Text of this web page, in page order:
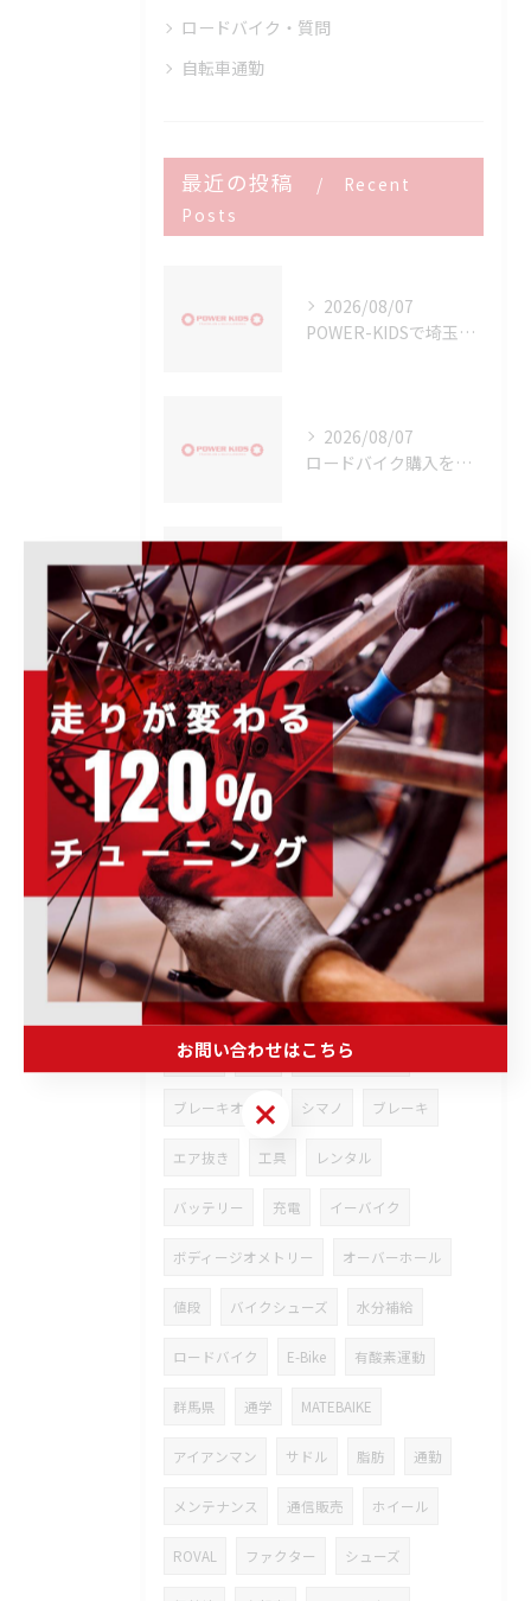
ロードバイク・質問
自転車通勤
最近の投稿
Recent
Posts
2026/08/07
POWER-KIDSで埼玉県から通えるフィッテイング対応店舗とサービス内容徹底ガイド
2026/08/07
ロードバイク購入を埼玉県で安心して始めるための実践ガイド
2026/08/07
ロードバイクのカスタムを群馬県伊勢崎市吾妻郡長野原町で安心して依頼するための実践ガイド
タグ Tags
宮古島 ディスクブレーキ
キャリパーブレーキ
マウンテンバイク wheels カスタム
安全性 グリス チェンオイル
道交法 改正 試乗 キャンペーン
バイク 脱水 シフトワイヤー
ブレーキオイル シマノ ブレーキ
エア抜き 工具 レンタル
バッテリー 充電 イーバイク
ボディージオメトリー オーバーホール
値段 バイクシューズ 水分補給
ロードバイク E-Bike 有酸素運動
群馬県 通学 MATEBAIKE
アイアンマン サドル 脂肪 通勤
メンテナンス 通信販売 ホイール
ROVAL ファクター シューズ
お問い合わせはこちら
お問い合わせはこちら